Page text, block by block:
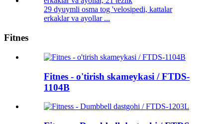
29 dyuymli osma tog 'velosipedi, kattalar
erkaklar va ayollar ...
Fitnes
Fitnes - o'tirish skameykasi / FTDS-
1104B